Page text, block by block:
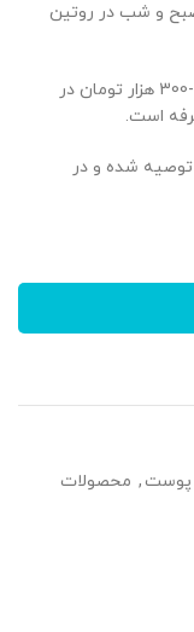
صبح و شب در روتین
: با قیمت مناسب (حدود 200-300 هزار تومان در
است.
شده و در
پوست , محصولات